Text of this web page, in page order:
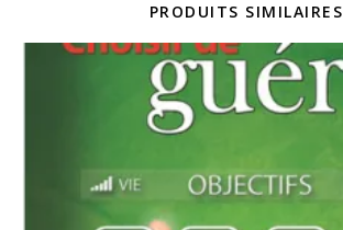
PRODUITS SIMILAIRES